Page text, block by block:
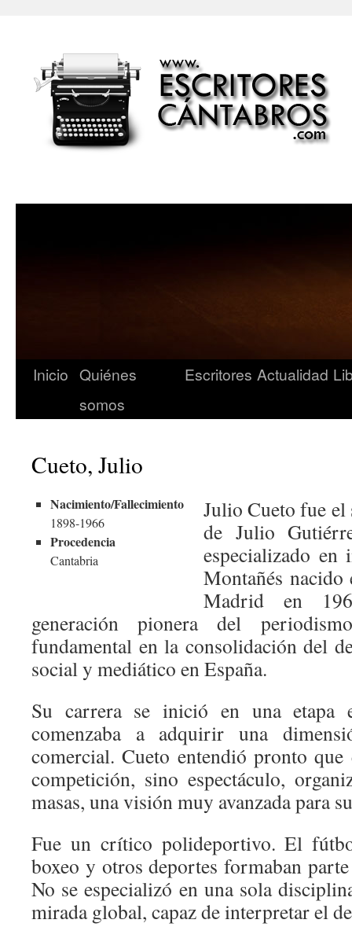
Inicio Quiénes
somos
Escritores Actualidad
Cueto, Julio
Nacimiento/Fallecimiento
1898-1966
Procedencia
Cantabria
Julio Cueto fue
de Julio
especializado en
Montañés
Madrid en
generación pionera del
fundamental en la consolidación del
social y mediático en España.
Su carrera se inició en una etapa
comenzaba a adquirir una
comercial. Cueto entendió pronto
competición, sino espectáculo,
masas, una visión muy avanzada para
Fue un crítico polideportivo. El
boxeo y otros deportes formaban
No se especializó en una sola
mirada global, capaz de interpretar el